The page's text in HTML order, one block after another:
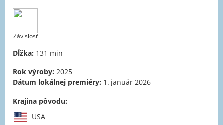
Závislosť
Dĺžka: 131 min
Rok výroby: 2025
Dátum lokálnej premiéry: 1. január 2026
Krajina pôvodu:
USA